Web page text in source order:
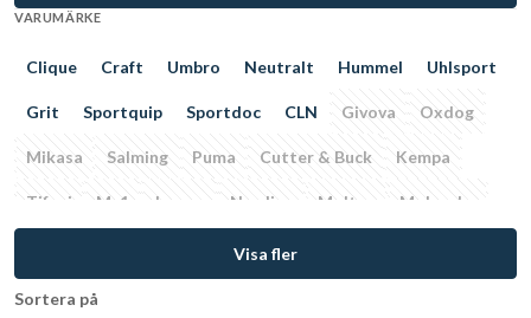
VARUMÄRKE
Clique Craft Umbro Neutralt Hummel Uhlsport
Grit Sportquip Sportdoc CLN Givova Oxdog
Mikasa Salming Puma Cutter & Buck Kempa
Tifosi Mv1 Jacson Newline Molten Mohawke
Gala
Visa fler
Sortera på